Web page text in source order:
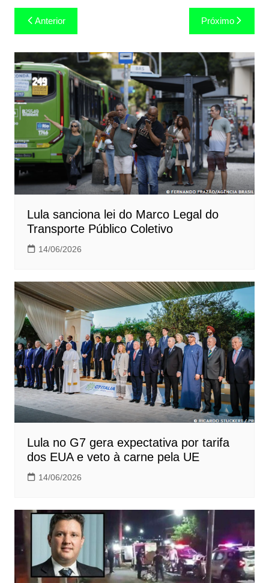
Navegação
de
Post
Anterior Próximo
Lula sanciona lei do Marco Legal do
Transporte Público Coletivo
14/06/2026
Lula no G7 gera expectativa por tarifa
dos EUA e veto à carne pela UE
14/06/2026